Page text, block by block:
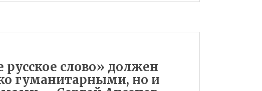
слово» должен
гуманитарными, но и